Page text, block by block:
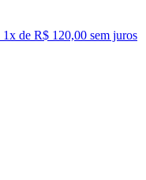
1x de R$ 120,00 sem juros